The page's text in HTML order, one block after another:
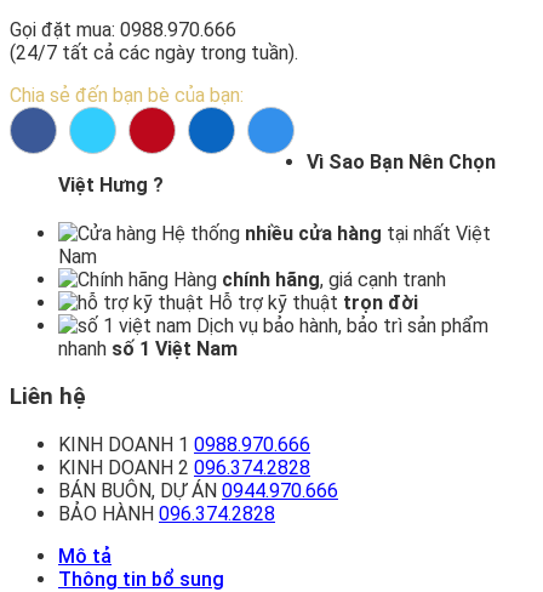
Gọi đặt mua: 0988.970.666
(24/7 tất cả các ngày trong tuần).
Chia sẻ đến bạn bè của bạn:
Vì Sao Bạn Nên Chọn
Việt Hưng ?
Hệ thống nhiều cửa hàng tại nhất Việt
Nam
Hàng chính hãng, giá cạnh tranh
Hỗ trợ kỹ thuật trọn đời
Dịch vụ bảo hành, bảo trì sản phẩm
nhanh số 1 Việt Nam
Liên hệ
KINH DOANH 1 0988.970.666
KINH DOANH 2 096.374.2828
BÁN BUÔN, DỰ ÁN 0944.970.666
BẢO HÀNH 096.374.2828
Mô tả
Thông tin bổ sung